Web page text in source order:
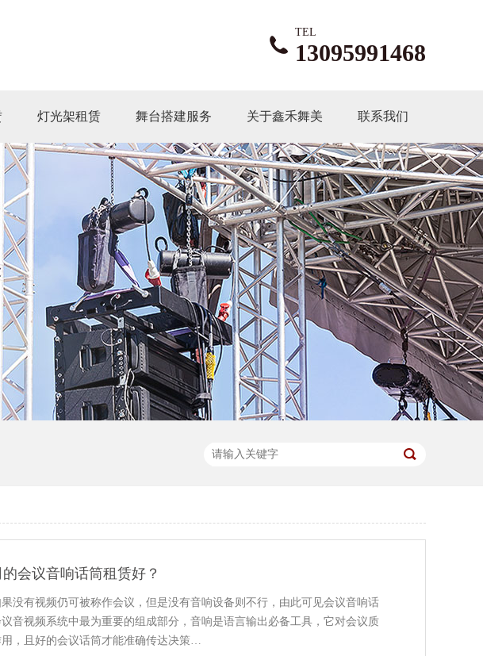
TEL
13095991468
灯光架租赁 舞台搭建服务 关于鑫禾舞美 联系我们
会议音响话筒租赁好？
没有视频仍可被称作会议，但是没有音响设备则不行，由此可见会议音响话
音视频系统中最为重要的组成部分，音响是语言输出必备工具，它对会议质
，且好的会议话筒才能准确传达决策…